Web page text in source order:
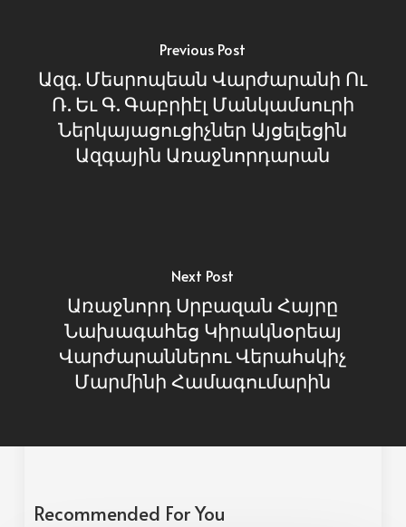
Previous Post
Ազգ. Մեսրոպեան Վարժարանի Ու
Ռ. Եւ Գ. Գաբրիէլ Մանկամսուրի
Ներկայացուցիչներ Այցելեցին
Ազգային Առաջնորդարան
Next Post
Առաջնորդ Սրբազան Հայրը
Նախագահեց Կիրակնօրեայ
Վարժարաններու Վերահսկիչ
Մարմինի Համագումարին
Recommended For You